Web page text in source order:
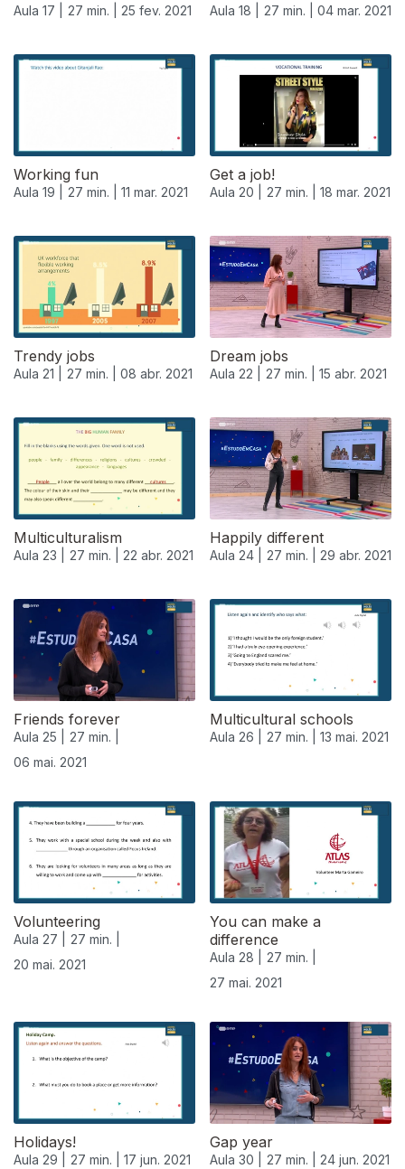
Aula 17 | 27 min. | 25 fev. 2021 Aula 18 | 27 min. | 04 mar. 2021
Working fun
Aula 19 | 27 min. | 11 mar. 2021
Get a job!
Aula 20 | 27 min. | 18 mar. 2021
Trendy jobs
Aula 21 | 27 min. | 08 abr. 2021
Dream jobs
Aula 22 | 27 min. | 15 abr. 2021
Multiculturalism
Aula 23 | 27 min. | 22 abr. 2021
Happily different
Aula 24 | 27 min. | 29 abr. 2021
540413
Friends forever
Aula 25 |
27 min. |
06 mai. 2021
Multicultural schools
Aula 26 | 27 min. | 13 mai. 2021
Volunteering
Aula 27 |
27 min. |
20 mai. 2021
You can make a
difference
Aula 28 |
27 min. |
27 mai. 2021
Holidays!
Aula 29 | 27 min. | 17 jun. 2021
Gap year
Aula 30 | 27 min. | 24 jun. 2021